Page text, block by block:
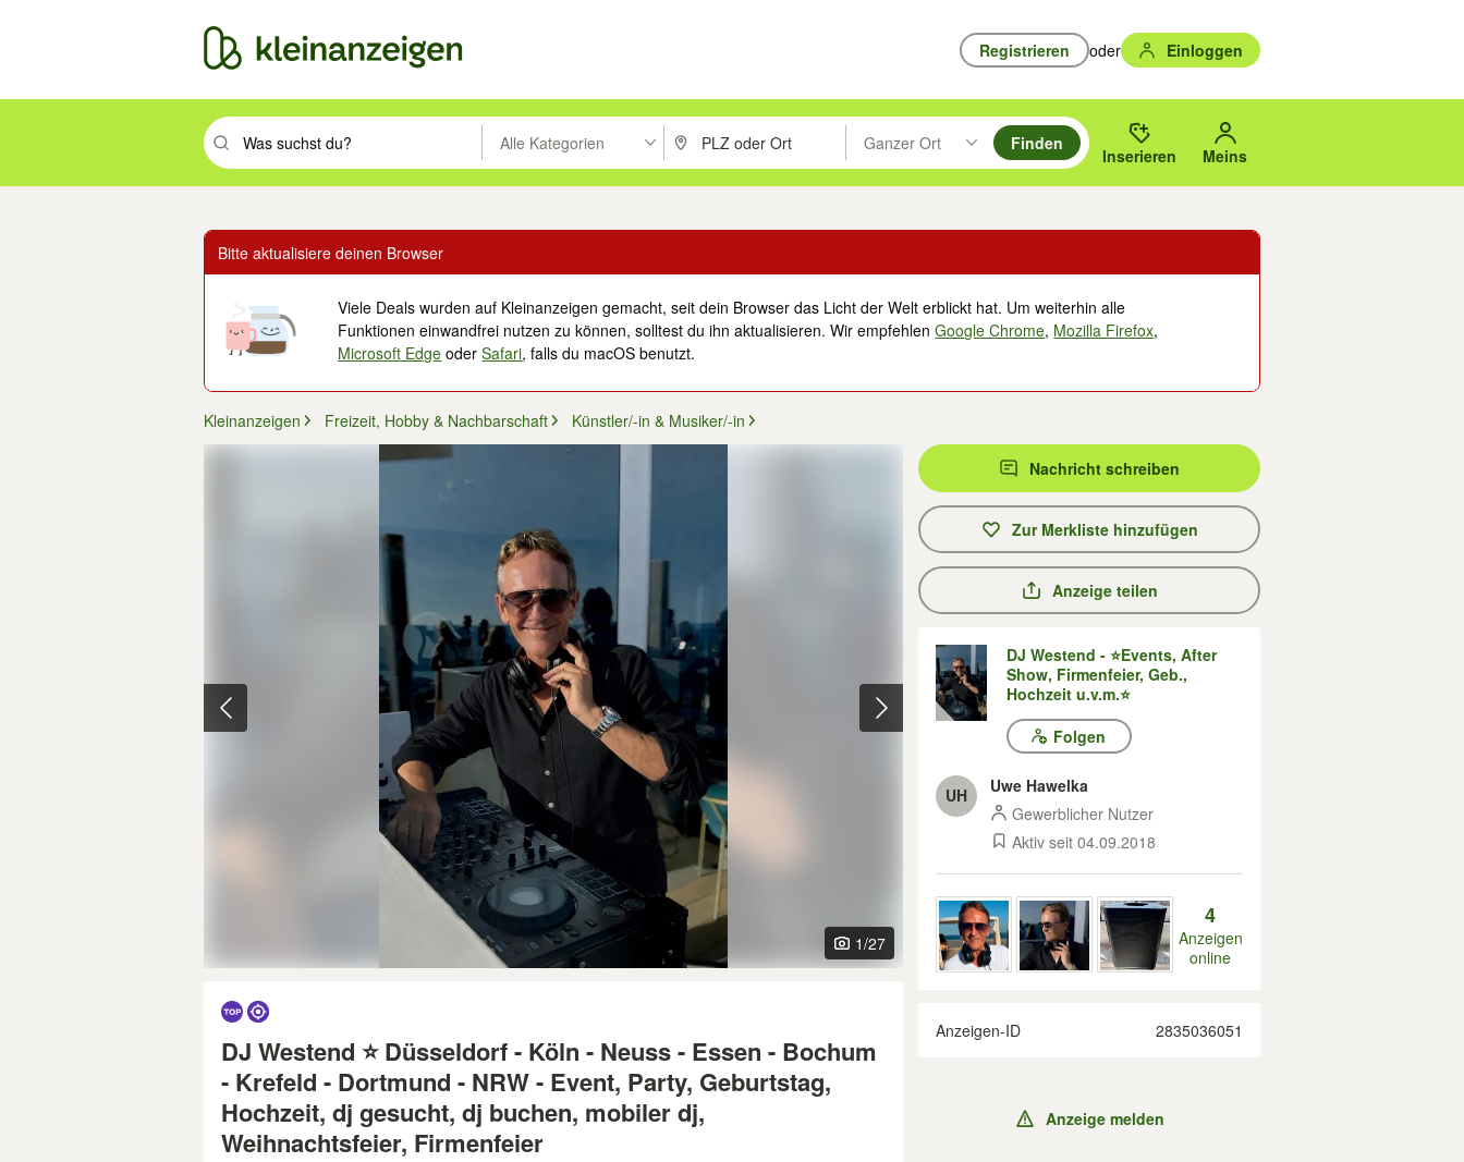
Registrieren oder Einloggen
Suchbegriff eingeben. Eingabetaste drücken um zu suchen, oder Vorschläge mit den Pfeiltasten nach oben/unten durchsuchen und mit Eingabetaste auswählen.
Alle Kategorien PLZ oder Ort eingeben. Eingabetaste drücken um zu suchen, oder Vorschläge mit den Pfeiltasten nach oben/
Ganzer Ort
Suche im Umkreis des gewählten Orts oder PLZ.
Finden
Inserieren Meins
Bitte aktualisiere deinen Browser
Viele Deals wurden auf Kleinanzeigen gemacht, seit dein Browser das Licht der Welt erblickt hat. Um weiterhin alle
Funktionen einwandfrei nutzen zu können, solltest du ihn aktualisieren. Wir empfehlenGoogle Chrome, Mozilla Firefox,
Microsoft Edge oderSafari, falls du macOS benutzt.
Kleinanzeigen Freizeit, Hobby & Nachbarschaft Künstler/-in & Musiker/-in
1/27
DJ Westend ⭐ Düsseldorf - Köln - Neuss - Essen - Bochum
- Krefeld - Dortmund - NRW - Event, Party, Geburtstag,
Hochzeit, dj gesucht, dj buchen, mobiler dj,
Weihnachtsfeier, Firmenfeier
Nachricht schreiben
Zur Merkliste hinzufügen
Anzeige teilen
DJ Westend - ⭐Events, After
Show, Firmenfeier, Geb.,
Hochzeit u.v.m.⭐
Folgen
UH
Uwe Hawelka
Gewerblicher Nutzer
Aktiv seit 04.09.2018
4
Anzeigen
online
Anzeigen-ID 2835036051
Anzeige melden